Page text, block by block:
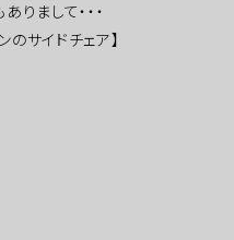
りまして・・・
サイドチェア】